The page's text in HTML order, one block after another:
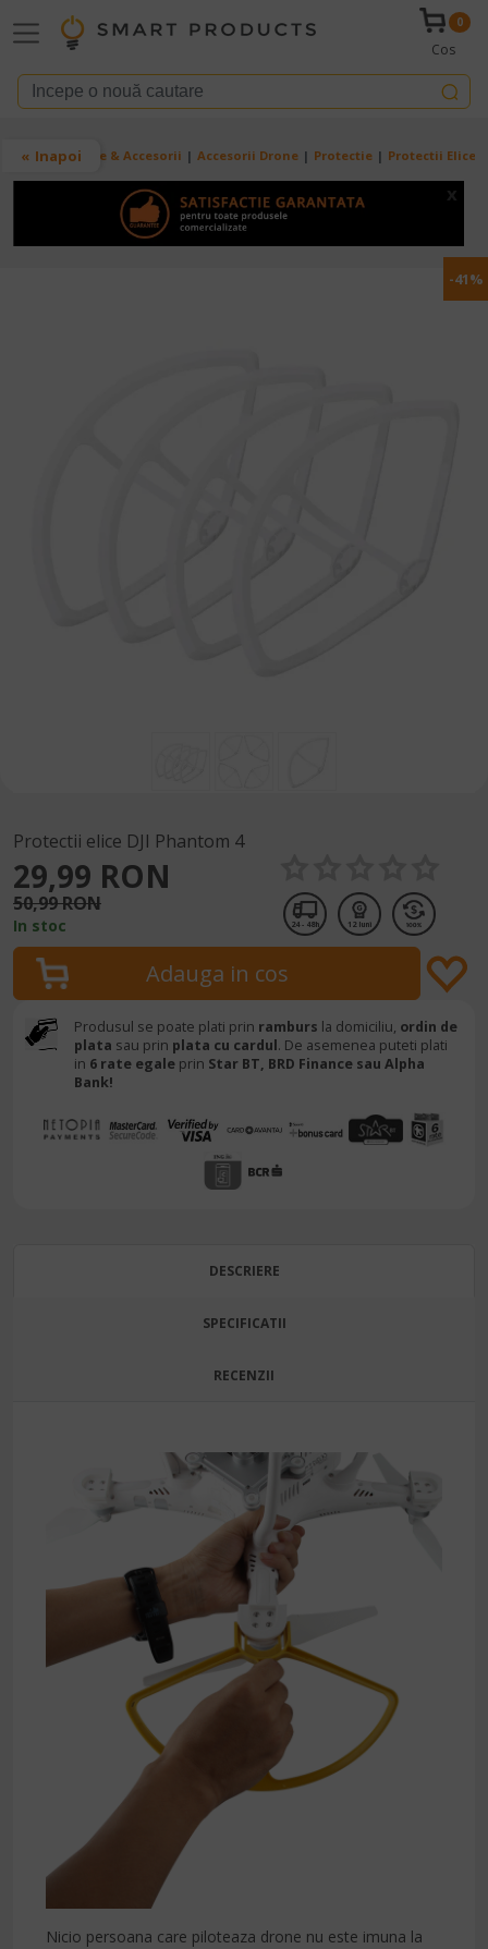
0
Cos
Breadcrumb
Acasa Drone & Accesorii Accesorii Drone Protectie Protectii Elice
Inapoi
x
-41%
Protectii elice DJI Phantom 4
29,99 RON
50,99 RON
In stoc 24 - 48h 12 luni
Produsul se poate plati prin ramburs la domiciliu, ordin de
plata sau prin plata cu cardul. De asemenea puteti plati
in 6 rate egale prin Star BT, BRD Finance sau Alpha
Bank!
DESCRIERE
SPECIFICATII
RECENZII
Nicio persoana care piloteaza drone nu este imuna la